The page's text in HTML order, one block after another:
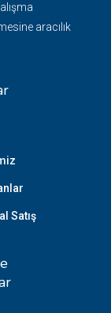
aracılık
Satış